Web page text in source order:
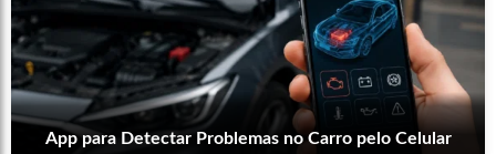
App para Detectar Problemas no Carro pelo Celular